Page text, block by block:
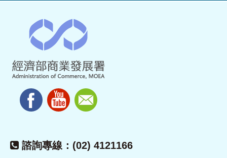
諮詢專線：(02) 4121166